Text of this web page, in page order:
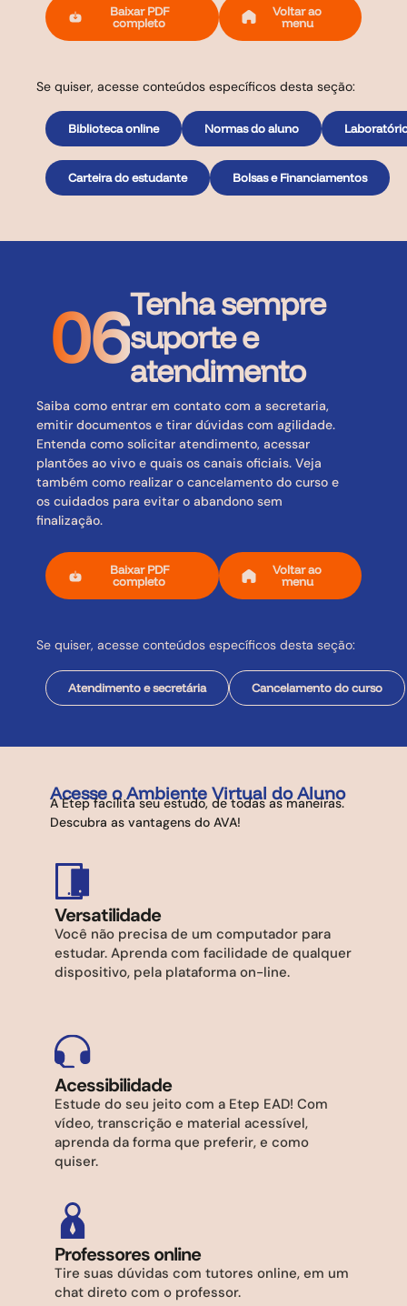
Baixar PDF
completo
Voltar ao
menu
Se quiser, acesse conteúdos específicos desta seção:
Biblioteca online Normas do aluno
Carteira do estudante Bolsas e Financiamentos
06Tenha sempre
suporte e
atendimento
Saiba como entrar em contato com a secretaria,
emitir documentos e tirar dúvidas com agilidade.
Entenda como solicitar atendimento, acessar
plantões ao vivo e quais os canais oficiais. Veja
também como realizar o cancelamento do curso e
os cuidados para evitar o abandono sem
finalização.
Baixar PDF
completo
Voltar ao
menu
Se quiser, acesse conteúdos específicos desta seção:
Atendimento e secretária Cancelamento do curso
Acesse o Ambiente Virtual do Aluno
A Etep facilita seu estudo, de todas as maneiras.
Descubra as vantagens do AVA!
Versatilidade
Você não precisa de um computador para
estudar. Aprenda com facilidade de qualquer
dispositivo, pela plataforma on-line.
Acessibilidade
Estude do seu jeito com a Etep EAD! Com
vídeo, transcrição e material acessível,
aprenda da forma que preferir, e como
quiser.
Professores online
Tire suas dúvidas com tutores online, em um
chat direto com o professor.